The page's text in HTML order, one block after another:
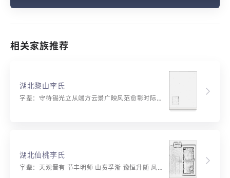
相关家族推荐
湖北黎山李氏
字辈：守待锡光立从端方云景广映风范愈彰时际和会矩步循良
湖北仙桃李氏
字辈：天观晋有 节丰明师 山贲孚渐 豫恒升随 风家益颐 鼎济蒙同 复临壮泰 泽萃咸谦